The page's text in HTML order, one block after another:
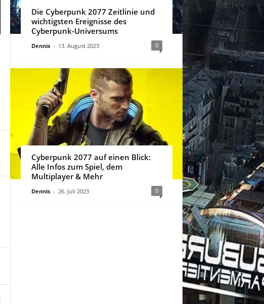
Die Cyberpunk 2077 Zeitlinie und
wichtigsten Ereignisse des
Cyberpunk-Universums
Dennis - 13. August 2023 0
Cyberpunk 2077 auf einen Blick:
Alle Infos zum Spiel, dem
Multiplayer & Mehr
Dennis - 26. Juli 2023 0